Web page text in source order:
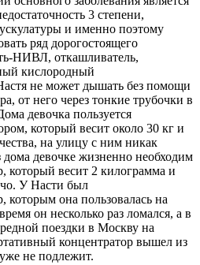
3 степени,
и именно поэтому
ряд дорогостоящего
НИВЛ, откашливатель,
кислородный
не может дышать без помощи
от него через тонкие трубочки в
девочка пользуется
который весит около 30 кг и
на улицу с ним никак
девочке жизненно необходим
который весит 2 килограмма и
У Насти был
которым она пользовалась на
он несколько раз ломался, а в
поездки в Москву на
концентратор вышел из
не подлежит.